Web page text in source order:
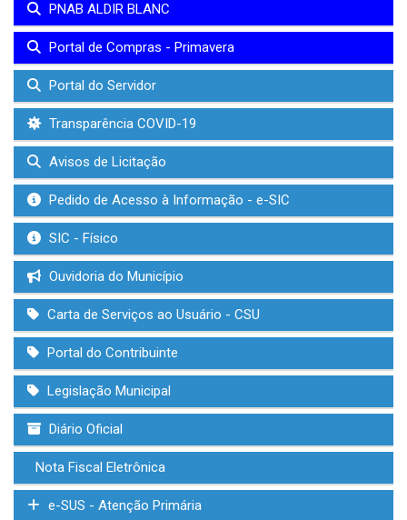
PNAB ALDIR BLANC
Portal de Compras - Primavera
Portal do Servidor
Transparência COVID-19
Avisos de Licitação
Pedido de Acesso à Informação - e-SIC
SIC - Físico
Ouvidoria do Município
Carta de Serviços ao Usuário - CSU
Portal do Contribuinte
Legislação Municipal
Diário Oficial
Nota Fiscal Eletrônica
e-SUS - Atenção Primária